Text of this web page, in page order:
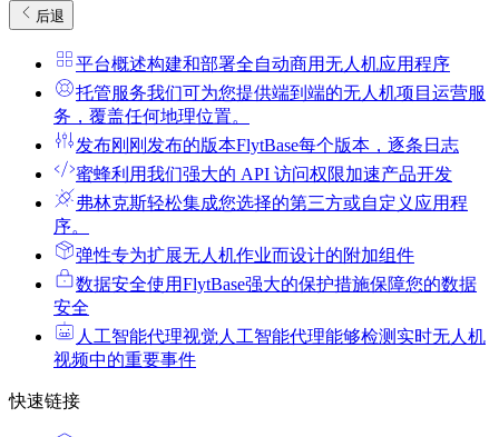
后退
平台概述构建和部署全自动商用无人机应用程序
托管服务我们可为您提供端到端的无人机项目运营服
务，覆盖任何地理位置。
发布刚刚发布的版本FlytBase每个版本，逐条日志
蜜蜂利用我们强大的 API 访问权限加速产品开发
弗林克斯轻松集成您选择的第三方或自定义应用程
序。
弹性专为扩展无人机作业而设计的附加组件
数据安全使用FlytBase强大的保护措施保障您的数据
安全
人工智能代理视觉人工智能代理能够检测实时无人机
视频中的重要事件
快速链接